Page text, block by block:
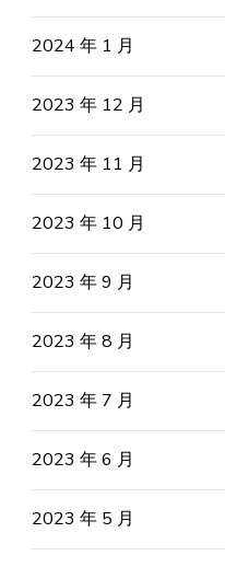
2024 年 1 月
2023 年 12 月
2023 年 11 月
2023 年 10 月
2023 年 9 月
2023 年 8 月
2023 年 7 月
2023 年 6 月
2023 年 5 月